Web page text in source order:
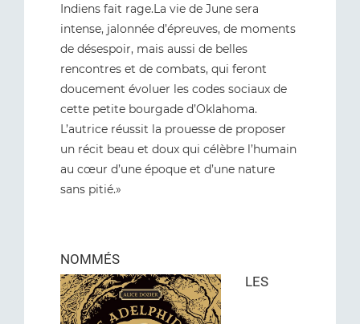
Indiens fait rage.La vie de June sera
intense, jalonnée d’épreuves, de moments
de désespoir, mais aussi de belles
rencontres et de combats, qui feront
doucement évoluer les codes sociaux de
cette petite bourgade d’Oklahoma.
L’autrice réussit la prouesse de proposer
un récit beau et doux qui célèbre l’humain
au cœur d’une époque et d’une nature
sans pitié.»
NOMMÉS
LES